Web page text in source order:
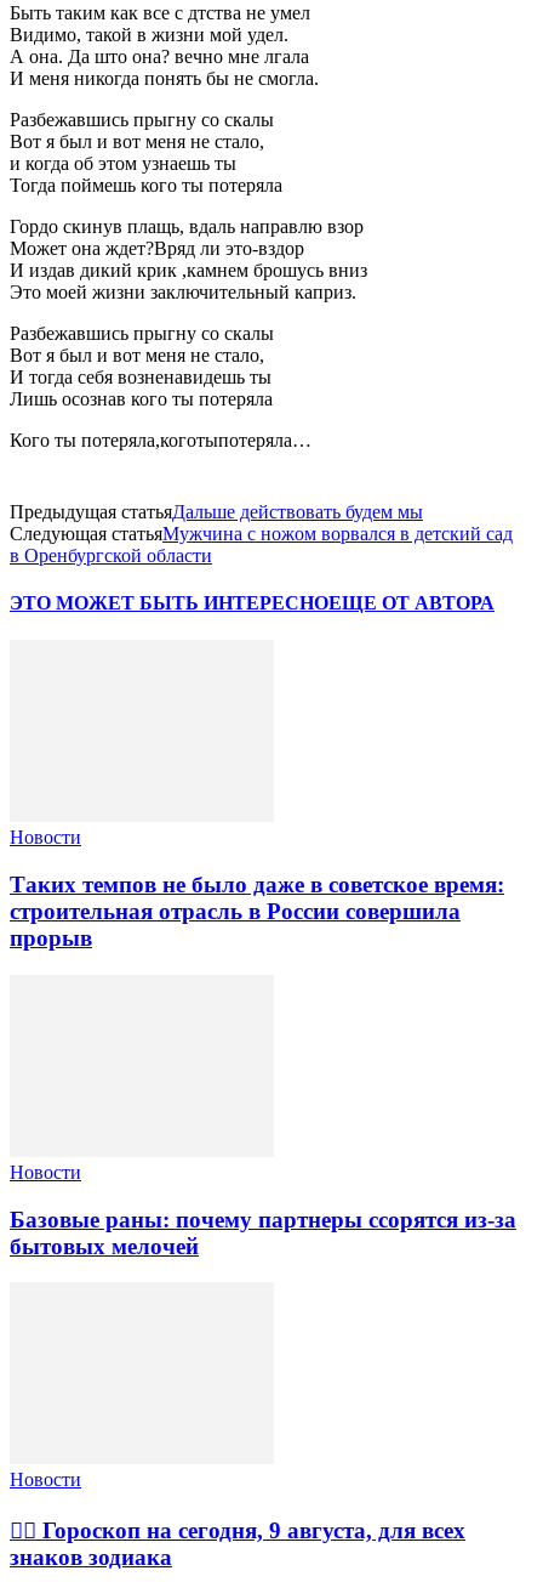
Быть таким как все с дтства не умел
Видимо, такой в жизни мой удел.
А она. Да што она? вечно мне лгала
И меня никогда понять бы не смогла.
Разбежавшись прыгну со скалы
Вот я был и вот меня не стало,
и когда об этом узнаешь ты
Тогда поймешь кого ты потеряла
Гордо скинув плащь, вдаль направлю взор
Может она ждет?Вряд ли это-вздор
И издав дикий крик ,камнем брошусь вниз
Это моей жизни заключительный каприз.
Разбежавшись прыгну со скалы
Вот я был и вот меня не стало,
И тогда себя возненавидешь ты
Лишь осознав кого ты потеряла
Кого ты потеряла,коготыпотеряла…
Предыдущая статьяДальше действовать будем мы
Следующая статьяМужчина с ножом ворвался в детский сад
в Оренбургской области
ЭТО МОЖЕТ БЫТЬ ИНТЕРЕСНОЕЩЕ ОТ АВТОРА
Новости
Таких темпов не было даже в советское время:
строительная отрасль в России совершила
прорыв
Новости
Базовые раны: почему партнеры ссорятся из-за
бытовых мелочей
Новости
🧙‍♀ Гороскоп на сегодня, 9 августа, для всех
знаков зодиака